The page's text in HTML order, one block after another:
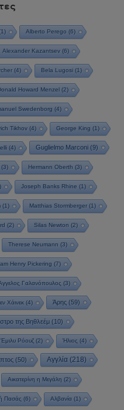
Alberto Perego (6)
Alexander Kazantsev (6)
(4) Bela Lugosi (1)
Howard Menzel (2)
Swedenborg (4)
Tikhov(4) George King (1)
(4) Guglielmo Marconi(9)
Hermann Oberth (3)
Joseph Banks Rhine (1)
(1) Matthias Stormberger(1)
(2) Silas Newton (2)
Therese Neumann (3)
Henry Pickering (7)
Γαλανόπουλος (3)
Χάινεκ (4) Άρης (59)
της Βηθλεέμ (10)
Έμιλυ Ρόουζ(2) Ήλιος (4)
(50) Αγγλία(218)
Αικατερίνη η Μεγάλη (2)
Πασάς (6) Αλβανία(1)